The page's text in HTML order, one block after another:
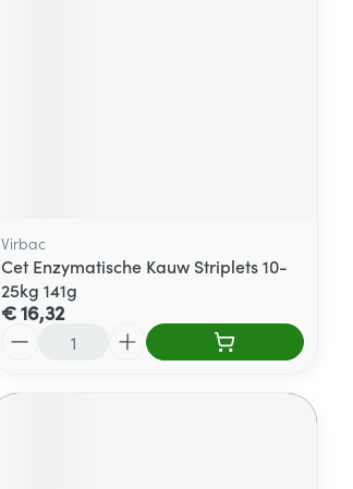
Virbac
Cet Enzymatische Kauw Striplets 10-
25kg 141g
€ 16,32